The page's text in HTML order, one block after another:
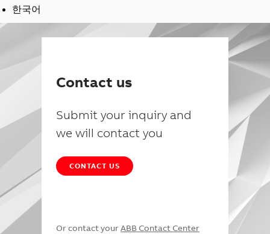
한국어
Contact us
Submit your inquiry and
we will contact you
CONTACT US
Or contact your ABB Contact Center